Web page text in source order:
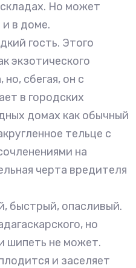
Но может
и в доме.
гость. Этого
экзотического
сбегая, он с
в городских
домах как обычный
тельце с
на
черта вредителя
быстрый, опасливый.
но
шипеть не может.
и заселяет